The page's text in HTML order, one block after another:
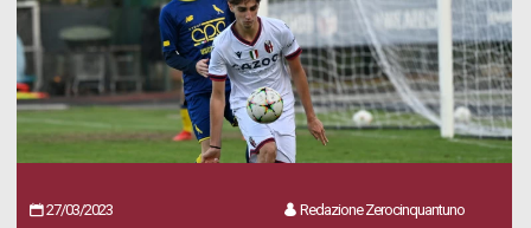
27/03/2023 Redazione Zerocinquantuno